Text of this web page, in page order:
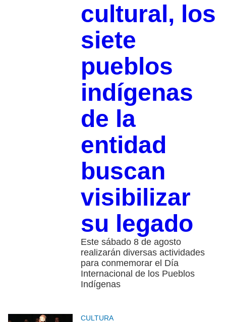
cultural, los
siete
pueblos
indígenas
de la
entidad
buscan
visibilizar
su legado
Este sábado 8 de agosto
realizarán diversas actividades
para conmemorar el Día
Internacional de los Pueblos
Indígenas
CULTURA